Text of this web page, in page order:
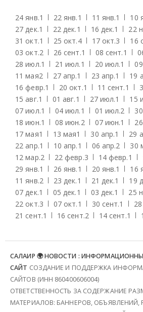
24 янв.1 22 янв.1 11 янв.1 10
27 дек.1 22 дек.1 16 дек.1 22
31 окт.1 25 окт.4 17 окт.3 16
03 окт.2 26 сент.1 08 сент.1
28 июл.1 21 июл.1 20 июл.1
11 мая2 27 апр.1 23 апр.1 19
16 февр.1 20 окт.1 11 сент.1
15 авг.1 01 авг.1 27 июл.1 15
07 июл.1 04 июл.1 01 июл.2
18 июн.1 08 июн.2 07 июн.1
17 мая1 13 мая1 30 апр.1 29
22 апр.1 10 апр.1 06 апр.2 30
12 мар.2 22 февр.3 14 февр.1
29 янв.1 26 янв.1 20 янв.1 16
11 янв.2 23 дек.1 21 дек.1 19
07 дек.1 05 дек.1 03 дек.1 25
22 окт.3 07 окт.1 30 сент.1
21 сент.1 16 сент.2 14 сент.1
САЛАИР 🌍 НОВОСТИ :
САЙТ СОЗДАНИЕ И ПОДДЕРЖКА
САЙТОВ (ИНН 860400606004)
ОТВЕТСТВЕННОСТЬ ЗА СОДЕРЖАНИЕ
МАТЕРИАЛОВ: БАННЕРОВ, ОБЪЯВЛЕНИЙ,